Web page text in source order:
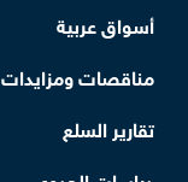
أسواق عربية
مناقصات ومزايدات
تقارير السلع